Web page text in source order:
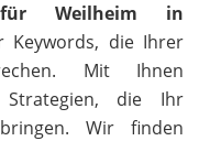
Weilheim in
Keywords, die Ihrer
Mit Ihnen
Strategien, die Ihr
Wir finden